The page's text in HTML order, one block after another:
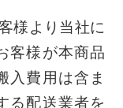
様より当社に
客様が本商品
入費用は含ま
る配送業者を